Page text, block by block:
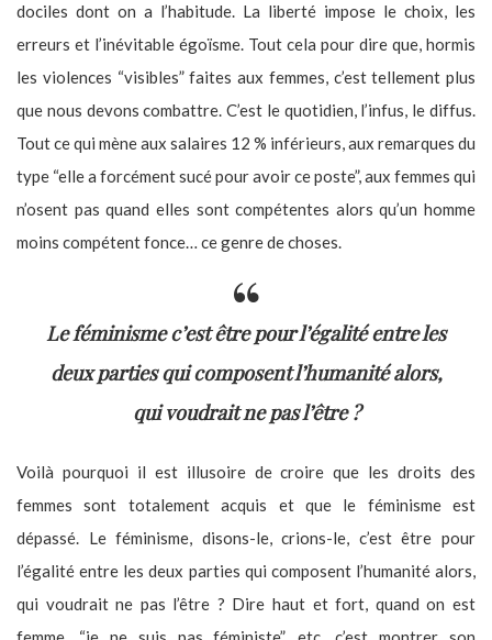
dociles dont on a l’habitude. La liberté impose le choix, les
erreurs et l’inévitable égoïsme. Tout cela pour dire que, hormis
les violences “visibles” faites aux femmes, c’est tellement plus
que nous devons combattre. C’est le quotidien, l’infus, le diffus.
Tout ce qui mène aux salaires 12 % inférieurs, aux remarques du
type “elle a forcément sucé pour avoir ce poste”, aux femmes qui
n’osent pas quand elles sont compétentes alors qu’un homme
moins compétent fonce… ce genre de choses.
Le féminisme c’est être pour l’égalité entre les
deux parties qui composent l’humanité alors,
qui voudrait ne pas l’être ?
Voilà pourquoi il est illusoire de croire que les droits des
femmes sont totalement acquis et que le féminisme est
dépassé. Le féminisme, disons-le, crions-le, c’est être pour
l’égalité entre les deux parties qui composent l’humanité alors,
qui voudrait ne pas l’être ? Dire haut et fort, quand on est